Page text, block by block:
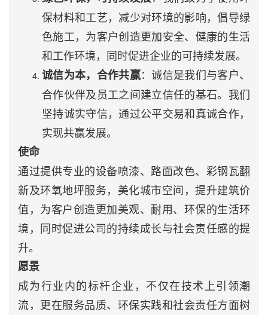
保材料和工艺，减少对环境的影响，倡导绿
色施工，为客户创造更加安全、健康的生活
和工作环境，同时促进企业的可持续发展。
诚信为本，合作共赢：诚信是我们与客户、
合作伙伴及员工之间建立信任的基石。我们
坚持诚实守信，通过公平交易和真诚合作，
实现共赢发展。
使命
通过提供专业的设备喷漆、路面改色、彩钢瓦翻
新及环氧地坪服务，美化城市空间，提升建筑价
值，为客户创造更加美观、耐用、环保的生活环
境，同时促进公司的持续成长与社会责任感的提
升。
愿景
成为行业内的标杆企业，不仅在技术上引领潮
流，更在服务品质、环保实践和社会责任方面树